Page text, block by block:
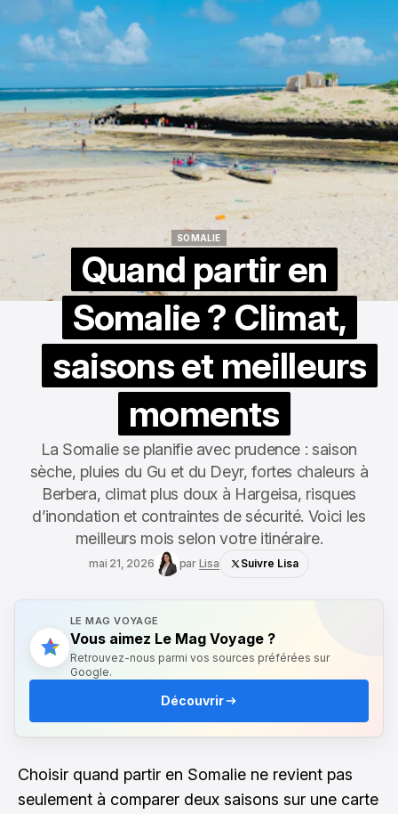
SOMALIE
Quand partir en
Somalie ? Climat,
saisons et meilleurs
moments
La Somalie se planifie avec prudence : saison
sèche, pluies du Gu et du Deyr, fortes chaleurs à
Berbera, climat plus doux à Hargeisa, risques
d’inondation et contraintes de sécurité. Voici les
meilleurs mois selon votre itinéraire.
mai 21, 2026 par Lisa Suivre Lisa
LE MAG VOYAGE
Vous aimez Le Mag Voyage ?
Retrouvez-nous parmi vos sources préférées sur
Google.
Découvrir
Choisir quand partir en Somalie ne revient pas
seulement à comparer deux saisons sur une carte